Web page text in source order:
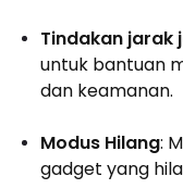
Tindakan jarak
untuk bantuan
dan keamanan.
Modus Hilang:
gadget yang